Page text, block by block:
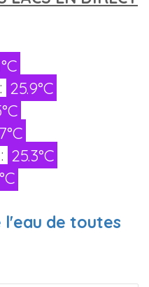
25.9°C
25.3°C
l'eau de toutes